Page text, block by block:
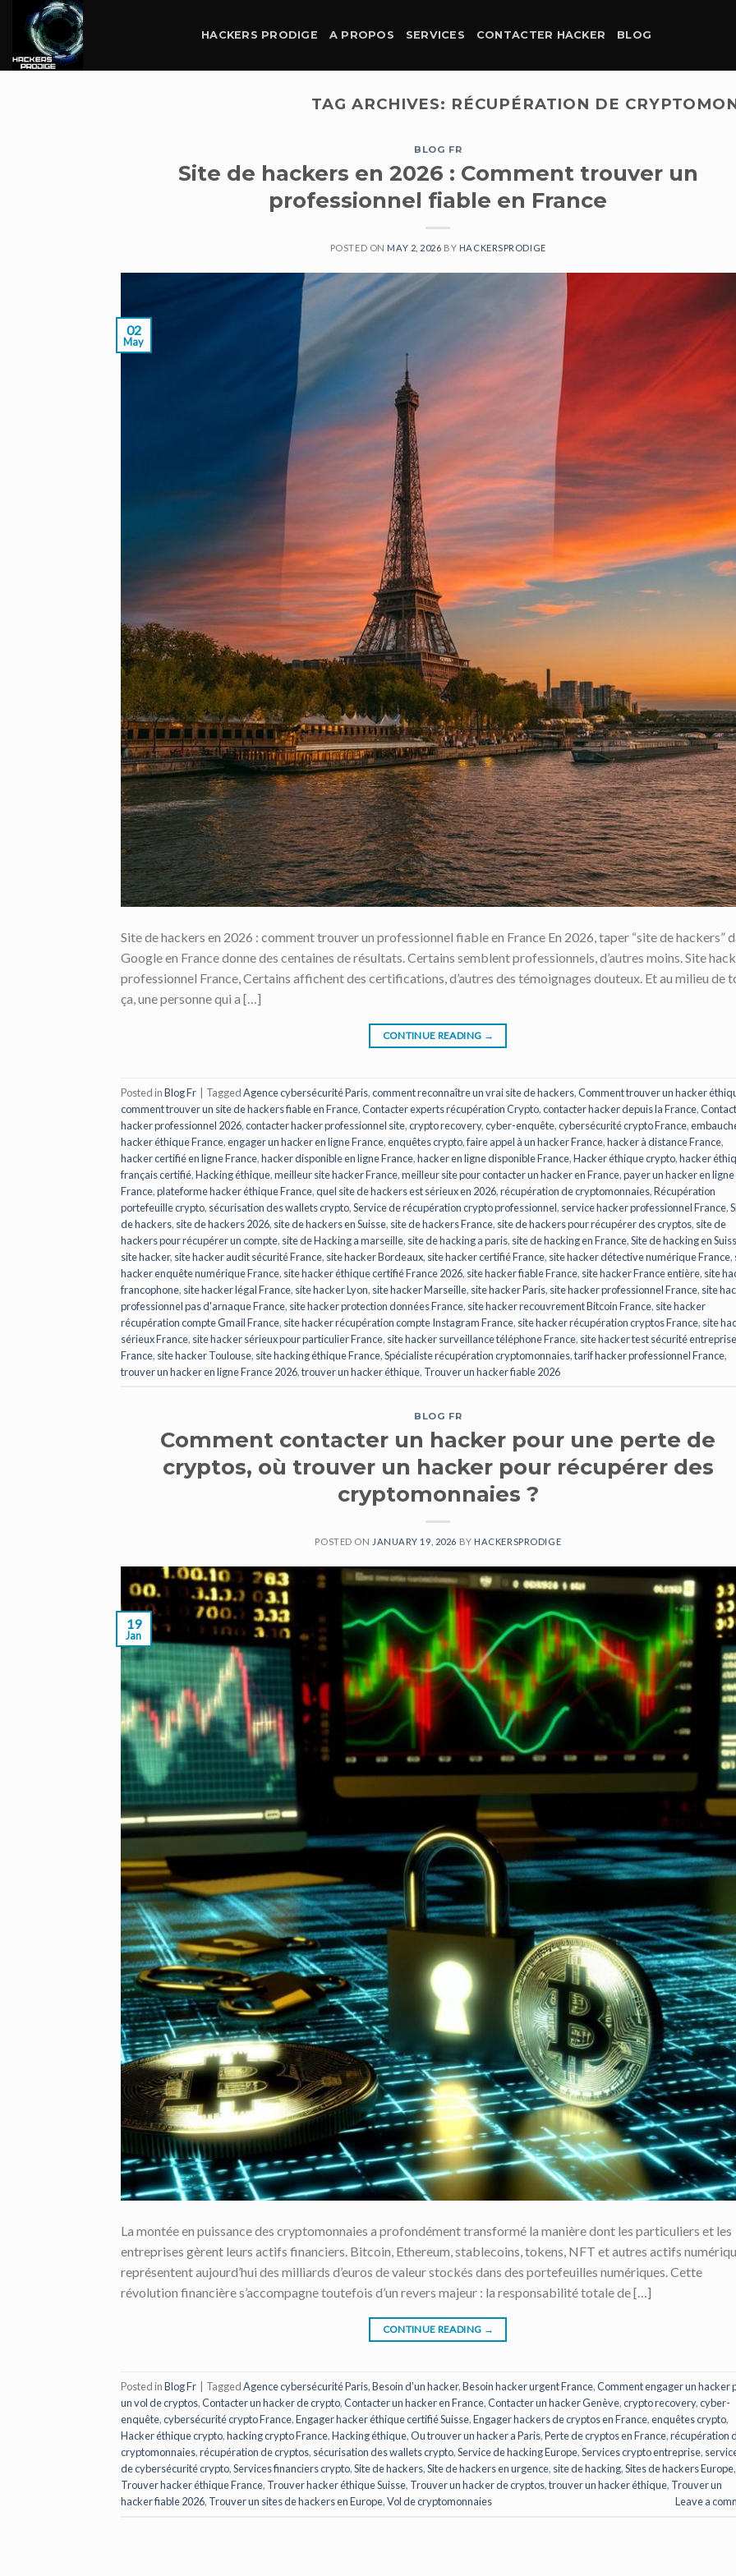
content
HACKERS PRODIGE A PROPOS SERVICES CONTACTER HACKER BLOG
TAG ARCHIVES: RÉCUPÉRATION DE
BLOG FR
Site de hackers en 2026 : Comment trouver un
professionnel fiable en France
POSTED ON MAY 2, 2026 BY HACKERSPRODIGE
02
May
Site de hackers en 2026 : comment trouver un professionnel fiable en France En 2026, taper “site de hackers”
Google en France donne des centaines de résultats. Certains semblent professionnels, d’autres moins. Site
professionnel France, Certains affichent des certifications, d’autres des témoignages douteux. Et au milieu de
ça, une personne qui a […]
CONTINUE READING →
Posted inBlog Fr TaggedAgence cybersécurité Paris,comment reconnaître un vrai site de hackers,Comment trouver un hacker
comment trouver un site de hackers fiable en France,Contacter experts récupération Crypto,contacter hacker depuis la France,
hacker professionnel 2026,contacter hacker professionnel site,crypto recovery,cyber-enquête,cybersécurité crypto France,
hacker éthique France,engager un hacker en ligne France,enquêtes crypto,faire appel à un hacker France,hacker à distance France,
hacker certifié en ligne France,hacker disponible en ligne France,hacker en ligne disponible France,Hacker éthique crypto,hacker
français certifié,Hacking éthique,meilleur site hacker France,meilleur site pour contacter un hacker en France,payer un hacker en ligne
France,plateforme hacker éthique France,quel site de hackers est sérieux en 2026,récupération de cryptomonnaies,Récupération
portefeuille crypto, sécurisation des wallets crypto,Service de récupération crypto professionnel, service hacker professionnel France,
de hackers, site de hackers 2026, site de hackers en Suisse, site de hackers France, site de hackers pour récupérer des cryptos, site de
hackers pour récupérer un compte, site de Hacking a marseille, site de hacking a paris, site de hacking en France,Site de hacking en
site hacker, site hacker audit sécurité France, site hacker Bordeaux, site hacker certifié France, site hacker détective numérique France,
hacker enquête numérique France, site hacker éthique certifié France 2026, site hacker fiable France, site hacker France entière, site
francophone, site hacker légal France, site hacker Lyon, site hacker Marseille, site hacker Paris, site hacker professionnel France, site
professionnel pas d'arnaque France, site hacker protection données France, site hacker recouvrement Bitcoin France, site hacker
récupération compte Gmail France, site hacker récupération compte Instagram France, site hacker récupération cryptos France, site
sérieux France, site hacker sérieux pour particulier France, site hacker surveillance téléphone France, site hacker test sécurité entreprise
France, site hacker Toulouse, site hacking éthique France,Spécialiste récupération cryptomonnaies,tarif hacker professionnel France,
trouver un hacker en ligne France 2026,trouver un hacker éthique, Trouver un hacker fiable 2026
BLOG FR
Comment contacter un hacker pour une perte de
cryptos, où trouver un hacker pour récupérer des
cryptomonnaies ?
POSTED ON JANUARY 19, 2026 BY HACKERSPRODIGE
19
Jan
La montée en puissance des cryptomonnaies a profondément transformé la manière dont les particuliers et les
entreprises gèrent leurs actifs financiers. Bitcoin, Ethereum, stablecoins, tokens, NFT et autres actifs
représentent aujourd’hui des milliards d’euros de valeur stockés dans des portefeuilles numériques. Cette
révolution financière s’accompagne toutefois d’un revers majeur : la responsabilité totale de […]
CONTINUE READING →
Posted inBlog Fr TaggedAgence cybersécurité Paris,Besoin d’un hacker,Besoin hacker urgent France,Comment engager un hacker
un vol de cryptos,Contacter un hacker de crypto,Contacter un hacker en France,Contacter un hacker Genève,crypto recovery,cyber-
enquête,cybersécurité crypto France,Engager hacker éthique certifié Suisse,Engager hackers de cryptos en France,enquêtes crypto,
Hacker éthique crypto,hacking crypto France,Hacking éthique,Ou trouver un hacker a Paris,Perte de cryptos en France,récupération
cryptomonnaies,récupération de cryptos, sécurisation des wallets crypto,Service de hacking Europe,Services crypto entreprise,
de cybersécurité crypto,Services financiers crypto,Site de hackers,Site de hackers en urgence, site de hacking,Sites de hackers Europe,
Trouver hacker éthique France, Trouver hacker éthique Suisse, Trouver un hacker de cryptos,trouver un hacker éthique, Trouver un
hacker fiable 2026, Trouver un sites de hackers en Europe,Vol de cryptomonnaies Leave a